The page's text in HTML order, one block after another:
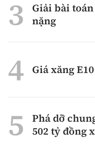
Giải bài
nặng
Giá xăng
Phá dỡ
502 tỷ đồng